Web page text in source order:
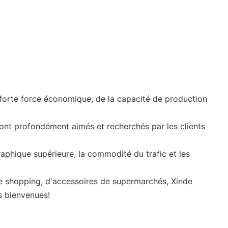
force économique, de la capacité de production
profondément aimés et recherchés par les clients
supérieure, la commodité du trafic et les
d'accessoires de supermarchés, Xinde